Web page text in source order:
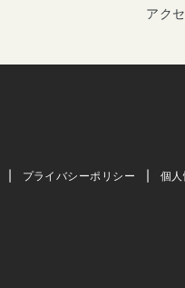
アク
プライバシーポリシー 個